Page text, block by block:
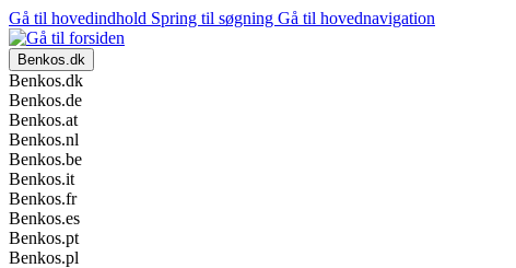
Gå til hovedindhold Spring til søgning Gå til hovednavigation
Benkos.dk
Benkos.dk
Benkos.de
Benkos.at
Benkos.nl
Benkos.be
Benkos.it
Benkos.fr
Benkos.es
Benkos.pt
Benkos.pl